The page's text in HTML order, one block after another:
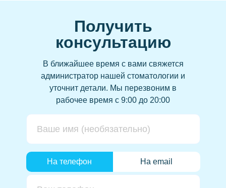
Пластиночные протезы
Удаление зуба мудрости
Лечение зубов
Элайнеры
Получить
консультацию
В ближайшее время с вами свяжется
администратор нашей стоматологии и
уточнит детали. Мы перезвоним в
рабочее время с 9:00 до 20:00
На телефон На email